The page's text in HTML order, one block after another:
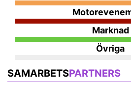
Marknad
Övriga
SAMARBETSPARTNERS